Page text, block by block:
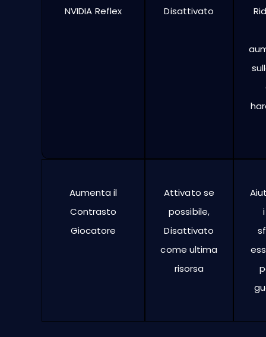
NVIDIA Reflex Disattivato
Aumenta il
Contrasto
Giocatore
Attivato se
possibile,
Disattivato
come ultima
risorsa